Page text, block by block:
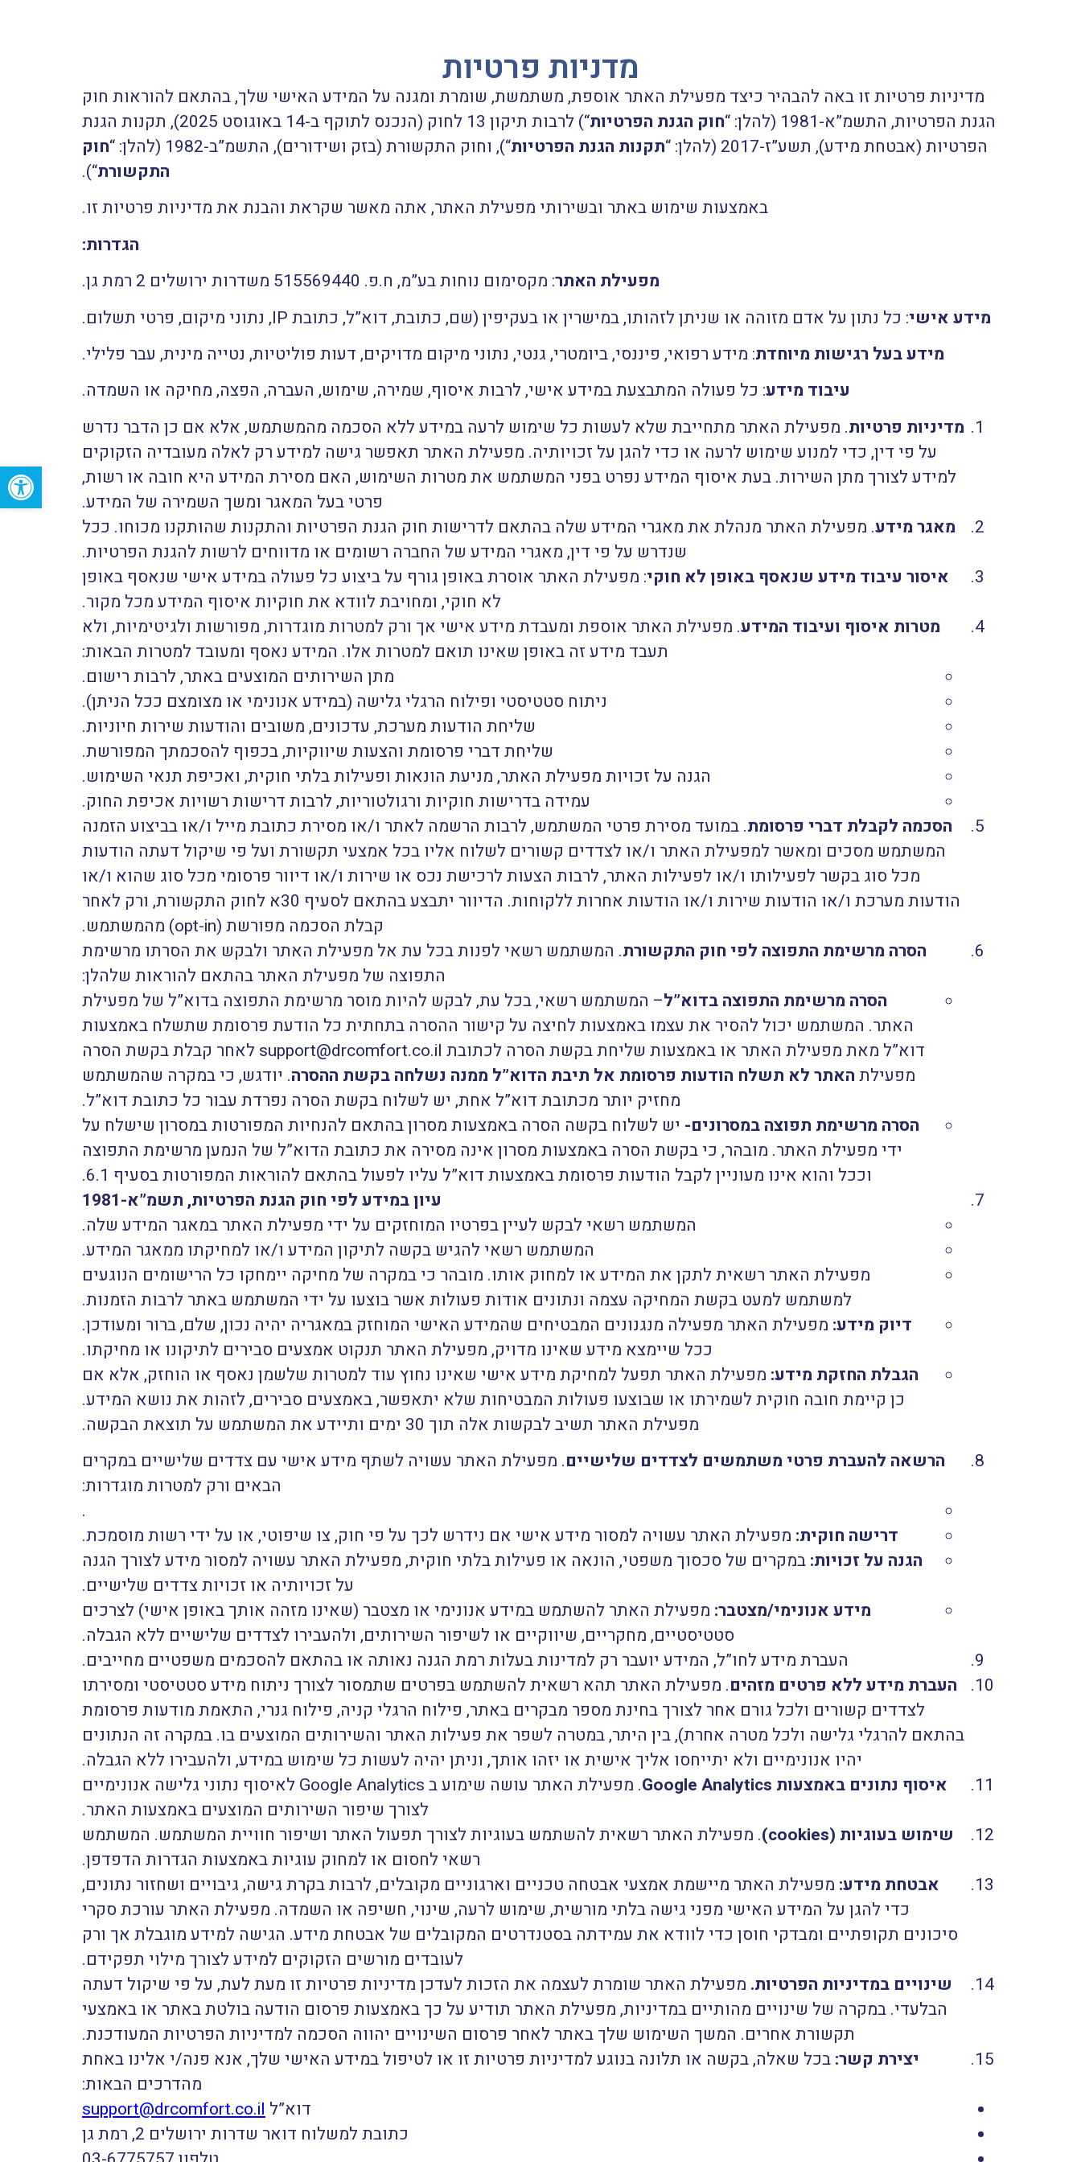
Open toolbar
מדניות פרטיות
מדיניות פרטיות זו באה להבהיר כיצד מפעילת האתר אוספת, משתמשת, שומרת ומגנה על המידע האישי שלך, בהתאם להוראות חוק
הגנת הפרטיות, התשמ”א-1981 (להלן: “
חוק הגנת הפרטיות
“) לרבות תיקון 13 לחוק (הנכנס לתוקף ב-14 באוגוסט 2025), תקנות הגנת
הפרטיות (אבטחת מידע), תשע”ז-2017 (להלן: “
תקנות הגנת הפרטיות“), וחוק התקשורת (בזק ושידורים), התשמ”ב-1982 (להלן: “
חוק
התקשורת“).
באמצעות שימוש באתר ובשירותי מפעילת האתר, אתה מאשר שקראת והבנת את מדיניות פרטיות זו.
הגדרות:
מפעילת האתר: מקסימום נוחות בע”מ, ח.פ. 515569440 משדרות ירושלים 2 רמת גן.
מידע אישי: כל נתון על אדם מזוהה או שניתן לזהותו, במישרין או בעקיפין (שם, כתובת, דוא”ל, כתובת IP, נתוני מיקום, פרטי תשלום.
מידע בעל רגישות מיוחדת: מידע רפואי, פיננסי, ביומטרי, גנטי, נתוני מיקום מדויקים, דעות פוליטיות, נטייה מינית, עבר פלילי.
עיבוד מידע: כל פעולה המתבצעת במידע אישי, לרבות איסוף, שמירה, שימוש, העברה, הפצה, מחיקה או השמדה.
מדיניות פרטיות. מפעילת האתר מתחייבת שלא לעשות כל שימוש לרעה במידע ללא הסכמה מהמשתמש, אלא אם כן הדבר נדרש
על פי דין, כדי למנוע שימוש לרעה או כדי להגן על זכויותיה. מפעילת האתר תאפשר גישה למידע רק לאלה מעובדיה הזקוקים
למידע לצורך מתן השירות. בעת איסוף המידע נפרט בפני המשתמש את מטרות השימוש, האם מסירת המידע היא חובה או רשות,
פרטי בעל המאגר ומשך השמירה של המידע.
מאגר מידע. מפעילת האתר מנהלת את מאגרי המידע שלה בהתאם לדרישות חוק הגנת הפרטיות והתקנות שהותקנו מכוחו. ככל
שנדרש על פי דין, מאגרי המידע של החברה רשומים או מדווחים לרשות להגנת הפרטיות.
איסור עיבוד מידע שנאסף באופן לא חוקי: מפעילת האתר אוסרת באופן גורף על ביצוע כל פעולה במידע אישי שנאסף באופן
לא חוקי, ומחויבת לוודא את חוקיות איסוף המידע מכל מקור.
מטרות איסוף ועיבוד המידע. מפעילת האתר אוספת ומעבדת מידע אישי אך ורק למטרות מוגדרות, מפורשות ולגיטימיות, ולא
תעבד מידע זה באופן שאינו תואם למטרות אלו. המידע נאסף ומעובד למטרות הבאות:
מתן השירותים המוצעים באתר, לרבות רישום.
ניתוח סטטיסטי ופילוח הרגלי גלישה (במידע אנונימי או מצומצם ככל הניתן).
שליחת הודעות מערכת, עדכונים, משובים והודעות שירות חיוניות.
שליחת דברי פרסומת והצעות שיווקיות, בכפוף להסכמתך המפורשת.
הגנה על זכויות מפעילת האתר, מניעת הונאות ופעילות בלתי חוקית, ואכיפת תנאי השימוש.
עמידה בדרישות חוקיות ורגולטוריות, לרבות דרישות רשויות אכיפת החוק.
הסכמה לקבלת דברי פרסומת. במועד מסירת פרטי המשתמש, לרבות הרשמה לאתר ו/או מסירת כתובת מייל ו/או בביצוע הזמנה
המשתמש מסכים ומאשר למפעילת האתר ו/או לצדדים קשורים לשלוח אליו בכל אמצעי תקשורת ועל פי שיקול דעתה הודעות
מכל סוג בקשר לפעילותו ו/או לפעילות האתר, לרבות הצעות לרכישת נכס או שירות ו/או דיוור פרסומי מכל סוג שהוא ו/או
הודעות מערכת ו/או הודעות שירות ו/או הודעות אחרות ללקוחות. הדיוור יתבצע בהתאם לסעיף 30א לחוק התקשורת, ורק לאחר
קבלת הסכמה מפורשת (opt-in) מהמשתמש.
הסרה מרשימת התפוצה לפי חוק התקשורת. המשתמש רשאי לפנות בכל עת אל מפעילת האתר ולבקש את הסרתו מרשימת
התפוצה של מפעילת האתר בהתאם להוראות שלהלן:
הסרה מרשימת התפוצה בדוא”ל– המשתמש רשאי, בכל עת, לבקש להיות מוסר מרשימת התפוצה בדוא”ל של מפעילת
האתר. המשתמש יכול להסיר את עצמו באמצעות לחיצה על קישור ההסרה בתחתית כל הודעת פרסומת שתשלח באמצעות
דוא”ל מאת מפעילת האתר או באמצעות שליחת בקשת הסרה לכתובת support@drcomfort.co.il לאחר קבלת בקשת הסרה
מפעילתהאתר לא תשלח הודעות פרסומת אל תיבת הדוא”ל ממנה נשלחה בקשת ההסרה. יודגש, כי במקרה שהמשתמש
מחזיק יותר מכתובת דוא”ל אחת, יש לשלוח בקשת הסרה נפרדת עבור כל כתובת דוא”ל.
הסרה מרשימת תפוצה במסרונים- יש לשלוח בקשה הסרה באמצעות מסרון בהתאם להנחיות המפורטות במסרון שישלח על
ידי מפעילת האתר. מובהר, כי בקשת הסרה באמצעות מסרון אינה מסירה את כתובת הדוא”ל של הנמען מרשימת התפוצה
וככל והוא אינו מעוניין לקבל הודעות פרסומת באמצעות דוא”ל עליו לפעול בהתאם להוראות המפורטות בסעיף 6.1.
עיון במידע לפי חוק הגנת הפרטיות, תשמ”א-1981
המשתמש רשאי לבקש לעיין בפרטיו המוחזקים על ידי מפעילת האתר במאגר המידע שלה.
המשתמש רשאי להגיש בקשה לתיקון המידע ו/או למחיקתו ממאגר המידע.
מפעילת האתר רשאית לתקן את המידע או למחוק אותו. מובהר כי במקרה של מחיקה יימחקו כל הרישומים הנוגעים
למשתמש למעט בקשת המחיקה עצמה ונתונים אודות פעולות אשר בוצעו על ידי המשתמש באתר לרבות הזמנות.
דיוק מידע: מפעילת האתר מפעילה מנגנונים המבטיחים שהמידע האישי המוחזק במאגריה יהיה נכון, שלם, ברור ומעודכן.
ככל שיימצא מידע שאינו מדויק, מפעילת האתר תנקוט אמצעים סבירים לתיקונו או מחיקתו.
הגבלת החזקת מידע: מפעילת האתר תפעל למחיקת מידע אישי שאינו נחוץ עוד למטרות שלשמן נאסף או הוחזק, אלא אם
כן קיימת חובה חוקית לשמירתו או שבוצעו פעולות המבטיחות שלא יתאפשר, באמצעים סבירים, לזהות את נושא המידע.
מפעילת האתר תשיב לבקשות אלה תוך 30 ימים ותיידע את המשתמש על תוצאת הבקשה.
הרשאה להעברת פרטי משתמשים לצדדים שלישיים. מפעילת האתר עשויה לשתף מידע אישי עם צדדים שלישיים במקרים
הבאים ורק למטרות מוגדרות:
.
דרישה חוקית: מפעילת האתר עשויה למסור מידע אישי אם נידרש לכך על פי חוק, צו שיפוטי, או על ידי רשות מוסמכת.
הגנה על זכויות:במקרים של סכסוך משפטי, הונאה או פעילות בלתי חוקית, מפעילת האתר עשויה למסור מידע לצורך הגנה
על זכויותיה או זכויות צדדים שלישיים.
מידע אנונימי/מצטבר: מפעילת האתר להשתמש במידע אנונימי או מצטבר (שאינו מזהה אותך באופן אישי) לצרכים
סטטיסטיים, מחקריים, שיווקיים או לשיפור השירותים, ולהעבירו לצדדים שלישיים ללא הגבלה.
העברת מידע לחו”ל, המידע יועבר רק למדינות בעלות רמת הגנה נאותה או בהתאם להסכמים משפטיים מחייבים.
העברת מידע ללא פרטים מזהים. מפעילת האתר תהא רשאית להשתמש בפרטים שתמסור לצורך ניתוח מידע סטטיסטי ומסירתו
לצדדים קשורים ולכל גורם אחר לצורך בחינת מספר מבקרים באתר, פילוח הרגלי קניה, פילוח גנרי, התאמת מודעות פרסומת
בהתאם להרגלי גלישה ולכל מטרה אחרת), בין היתר, במטרה לשפר את פעילות האתר והשירותים המוצעים בו. במקרה זה הנתונים
יהיו אנונימיים ולא יתייחסו אליך אישית או יזהו אותך, וניתן יהיה לעשות כל שימוש במידע, ולהעבירו ללא הגבלה.
איסוף נתונים באמצעות Google Analytics
. מפעילת האתר עושה שימוע ב Google Analytics לאיסוף נתוני גלישה אנונימיים
לצורך שיפור השירותים המוצעים באמצעות האתר.
שימוש בעוגיות (cookies
). מפעילת האתר רשאית להשתמש בעוגיות לצורך תפעול האתר ושיפור חוויית המשתמש. המשתמש
רשאי לחסום או למחוק עוגיות באמצעות הגדרות הדפדפן.
אבטחת מידע: מפעילת האתר מיישמת אמצעי אבטחה טכניים וארגוניים מקובלים, לרבות בקרת גישה, גיבויים ושחזור נתונים,
כדי להגן על המידע האישי מפני גישה בלתי מורשית, שימוש לרעה, שינוי, חשיפה או השמדה. מפעילת האתר עורכת סקרי
סיכונים תקופתיים ומבדקי חוסן כדי לוודא את עמידתה בסטנדרטים המקובלים של אבטחת מידע. הגישה למידע מוגבלת אך ורק
לעובדים מורשים הזקוקים למידע לצורך מילוי תפקידם.
שינויים במדיניות הפרטיות. מפעילת האתר שומרת לעצמה את הזכות לעדכן מדיניות פרטיות זו מעת לעת, על פי שיקול דעתה
הבלעדי. במקרה של שינויים מהותיים במדיניות, מפעילת האתר תודיע על כך באמצעות פרסום הודעה בולטת באתר או באמצעי
תקשורת אחרים. המשך השימוש שלך באתר לאחר פרסום השינויים יהווה הסכמה למדיניות הפרטיות המעודכנת.
יצירת קשר:בכל שאלה, בקשה או תלונה בנוגע למדיניות פרטיות זו או לטיפול במידע האישי שלך, אנא פנה/י אלינו באחת
מהדרכים הבאות:
דוא”ל support@drcomfort.co.il
כתובת למשלוח דואר שדרות ירושלים 2, רמת גן